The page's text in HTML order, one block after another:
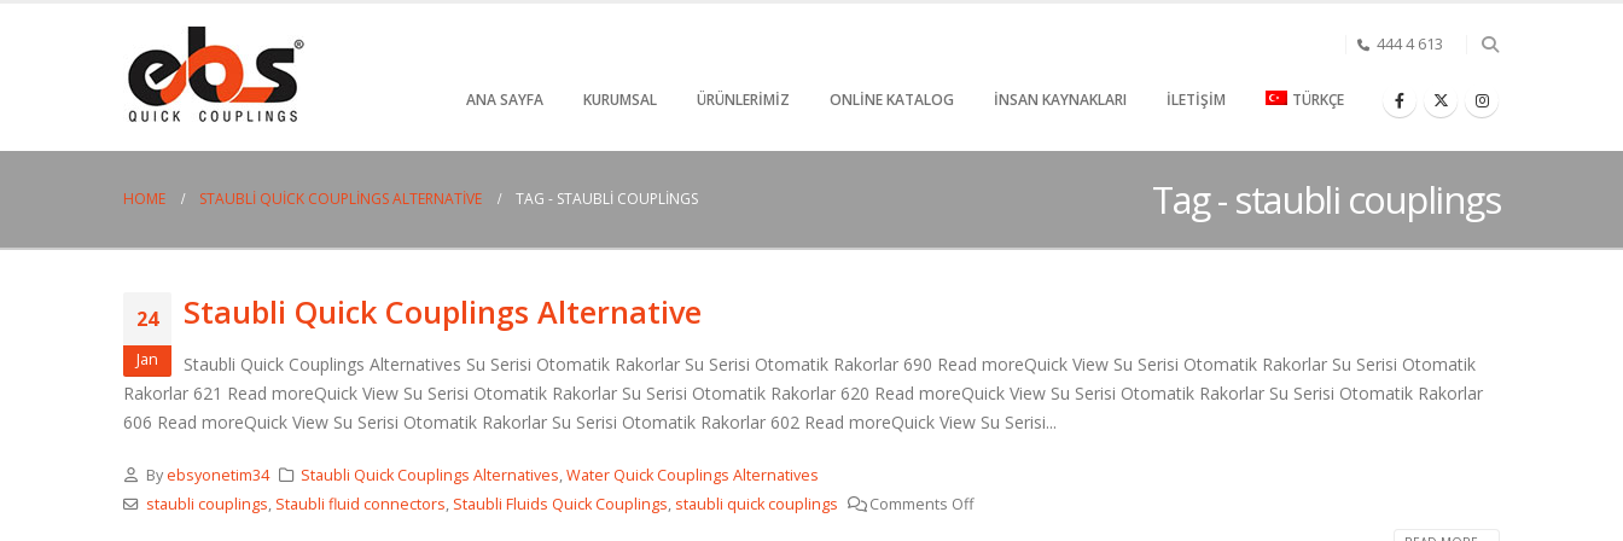
444 4 613
ANA SAYFA KURUMSAL ÜRÜNLERIMIZ ONLINE KATALOG İNSAN KAYNAKLARI İLETIŞIM TÜRKÇE
HOME STAUBLI QUICK COUPLINGS ALTERNATIVE TAG - STAUBLI COUPLINGS Tag - staubli couplings
24
Jan
Staubli Quick Couplings Alternative
Staubli Quick Couplings Alternatives Su Serisi Otomatik Rakorlar Su Serisi Otomatik Rakorlar 690 Read moreQuick View Su Serisi Otomatik Rakorlar Su Serisi Otomatik
Rakorlar 621 Read moreQuick View Su Serisi Otomatik Rakorlar Su Serisi Otomatik Rakorlar 620 Read moreQuick View Su Serisi Otomatik Rakorlar Su Serisi Otomatik Rakorlar
606 Read moreQuick View Su Serisi Otomatik Rakorlar Su Serisi Otomatik Rakorlar 602 Read moreQuick View Su Serisi...
By ebsyonetim34 Staubli Quick Couplings Alternatives,Water Quick Couplings Alternatives
staubli couplings, Staubli fluid connectors, Staubli Fluids Quick Couplings, staubli quick couplings Comments Off